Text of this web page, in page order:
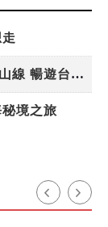
台灣好行／新路線！下半年增開大雪山線 暢遊台中更便利
境之旅